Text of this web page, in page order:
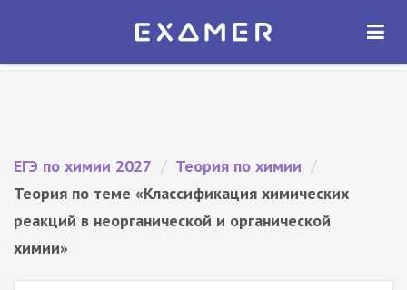
Экзамер — ЕГЭ 2027
ОТКРЫТЬ
ЕГЭ по химии 2027 / Теория по химии /
Теория по теме «Классификация химических
реакций в неорганической и органической
химии»